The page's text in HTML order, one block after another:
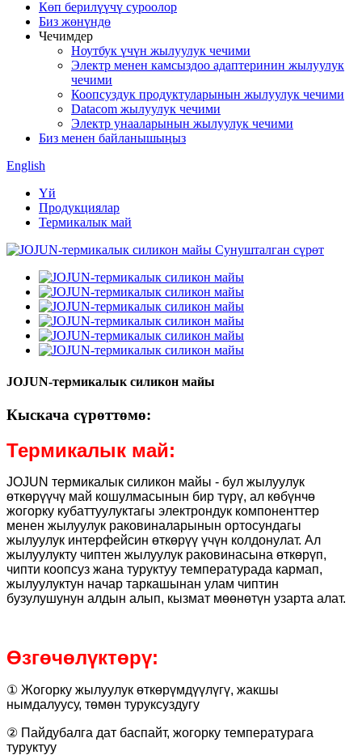
Көп берилүүчү суроолор
Биз жөнүндө
Чечимдер
Ноутбук үчүн жылуулук чечими
Электр менен камсыздоо адаптеринин жылуулук
чечими
Коопсуздук продуктуларынын жылуулук чечими
Datacom жылуулук чечими
Электр унааларынын жылуулук чечими
Биз менен байланышыңыз
English
Үй
Продукциялар
Термикалык май
JOJUN-термикалык силикон майы
Кыскача сүрөттөмө:
Термикалык май:
JOJUN термикалык силикон майы - бул жылуулук
өткөрүүчү май кошулмасынын бир түрү, ал көбүнчө
жогорку кубаттуулуктагы электрондук компоненттер
менен жылуулук раковиналарынын ортосундагы
жылуулук интерфейсин өткөрүү үчүн колдонулат. Ал
жылуулукту чиптен жылуулук раковинасына өткөрүп,
чипти коопсуз жана туруктуу температурада кармап,
жылуулуктун начар таркашынан улам чиптин
бузулушунун алдын алып, кызмат мөөнөтүн узарта алат.
Өзгөчөлүктөрү:
① Жогорку жылуулук өткөрүмдүүлүгү, жакшы
нымдалуусу, төмөн туруксуздугу
② Пайдубалга дат баспайт, жогорку температурага
туруктуу